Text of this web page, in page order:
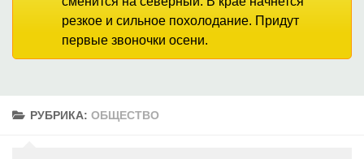
резкое и сильное похолодание. Придут
первые звоночки осени.
РУБРИКА: ОБЩЕСТВО